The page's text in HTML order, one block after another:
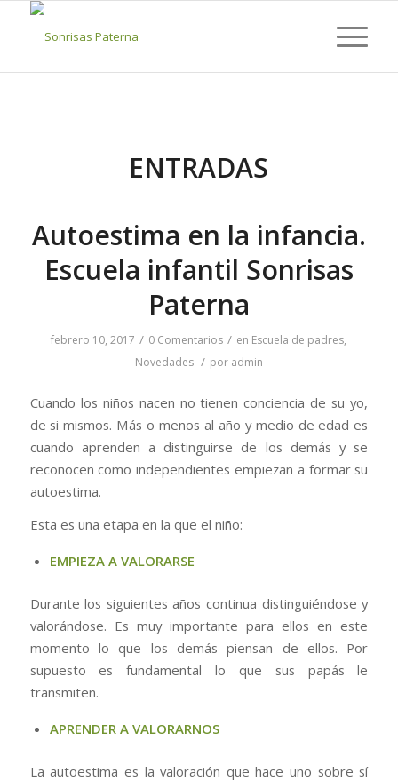
ENTRADAS
Autoestima en la infancia.
Escuela infantil Sonrisas
Paterna
febrero 10, 2017 / 0 Comentarios / en Escuela de padres,
Novedades / por admin
Cuando los niños nacen no tienen conciencia de su yo,
de si mismos. Más o menos al año y medio de edad es
cuando aprenden a distinguirse de los demás y se
reconocen como independientes empiezan a formar su
autoestima.
Esta es una etapa en la que el niño:
EMPIEZA A VALORARSE
Durante los siguientes años continua distinguiéndose y
valorándose. Es muy importante para ellos en este
momento lo que los demás piensan de ellos. Por
supuesto es fundamental lo que sus papás le
transmiten.
APRENDER A VALORARNOS
La autoestima es la valoración que hace uno sobre sí